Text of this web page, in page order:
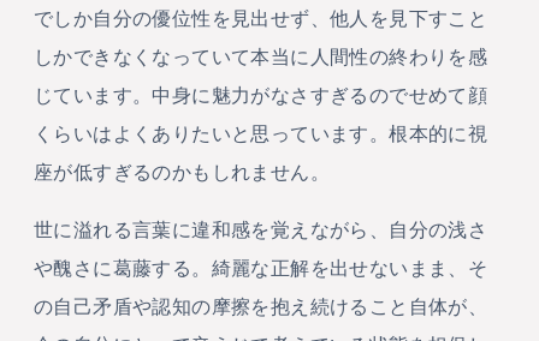
でしか自分の優位性を見出せず、他人を見下すこと
しかできなくなっていて本当に人間性の終わりを感
じています。中身に魅力がなさすぎるのでせめて顔
くらいはよくありたいと思っています。根本的に視
座が低すぎるのかもしれません。
世に溢れる言葉に違和感を覚えながら、自分の浅さ
や醜さに葛藤する。綺麗な正解を出せないまま、そ
の自己矛盾や認知の摩擦を抱え続けること自体が、